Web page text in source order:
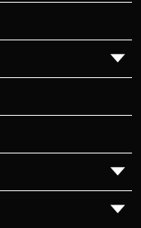
▼
▼
▼